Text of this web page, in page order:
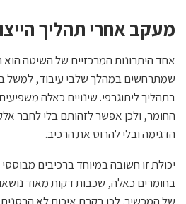
מעקב אחרי תהליך
אחד היתרונות המרכזיים של השיטה הוא
שמתרחשים במהלך שלבי עיבוד, למשל
בתהליך ליתוגרפי. שינויים כאלה
החומר, ולכן אפשר לזהותם בלי לחבר
הדגימה ובלי להרוס את הרכיב.
יכולת זו חשובה במיוחד ברכיבים
בחומרים כאלה, שכבות דקות מאוד